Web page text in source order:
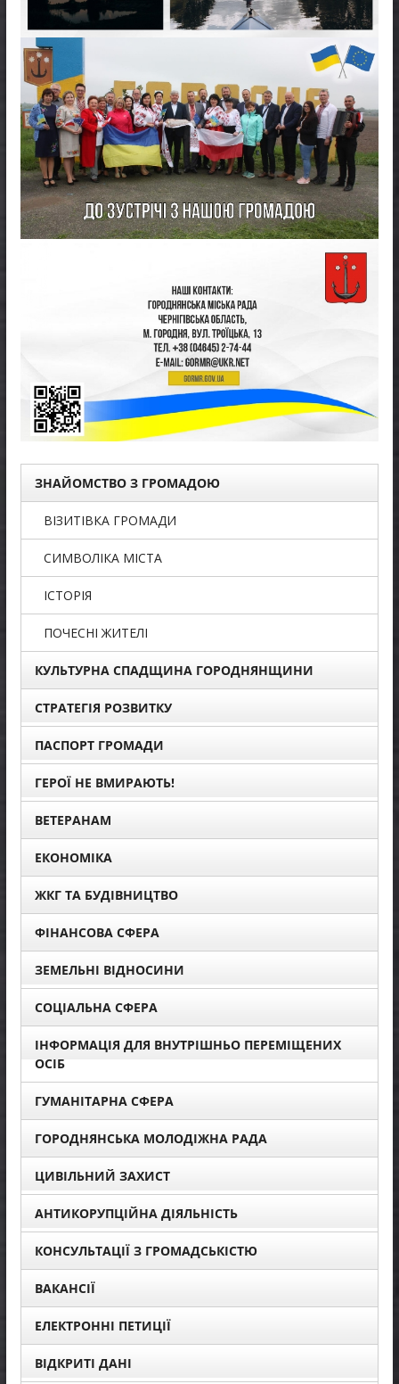
ЗНАЙОМСТВО З ГРОМАДОЮ
ВІЗИТІВКА ГРОМАДИ
СИМВОЛІКА МІСТА
ІСТОРІЯ
ПОЧЕСНІ ЖИТЕЛІ
КУЛЬТУРНА СПАДЩИНА ГОРОДНЯНЩИНИ
СТРАТЕГІЯ РОЗВИТКУ
ПАСПОРТ ГРОМАДИ
ГЕРОЇ НЕ ВМИРАЮТЬ!
ВЕТЕРАНАМ
ЕКОНОМІКА
ЖКГ ТА БУДІВНИЦТВО
ФІНАНСОВА СФЕРА
ЗЕМЕЛЬНІ ВІДНОСИНИ
СОЦІАЛЬНА СФЕРА
ІНФОРМАЦІЯ ДЛЯ ВНУТРІШНЬО ПЕРЕМІЩЕНИХ
ОСІБ
ГУМАНІТАРНА СФЕРА
ГОРОДНЯНСЬКА МОЛОДІЖНА РАДА
ЦИВІЛЬНИЙ ЗАХИСТ
АНТИКОРУПЦІЙНА ДІЯЛЬНІСТЬ
КОНСУЛЬТАЦІЇ З ГРОМАДСЬКІСТЮ
ВАКАНСІЇ
ЕЛЕКТРОННІ ПЕТИЦІЇ
ВІДКРИТІ ДАНІ